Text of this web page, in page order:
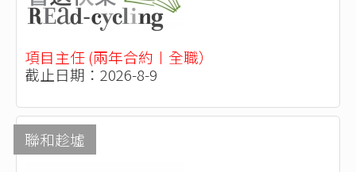
項目主任 (兩年合約〡全職）
截止日期：2026-8-9
聯和趁墟